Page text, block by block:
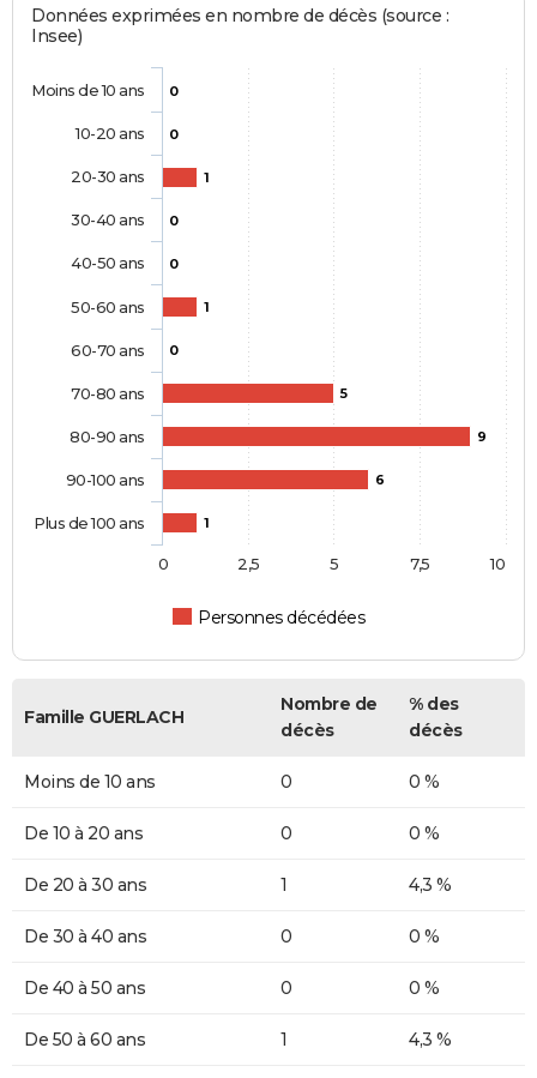
Données exprimées en nombre de décès (source :
Insee)
0
0
1
0
0
1
0
5
9
6
1
Personnes décédées
Moins de 10 ans
10-20 ans
20-30 ans
30-40 ans
40-50 ans
50-60 ans
60-70 ans
70-80 ans
80-90 ans
90-100 ans
Plus de 100 ans
0 10
2,5 5 7,5
Famille GUERLACH
Nombre de
décès
% des
décès
Moins de 10 ans 0 0 %
De 10 à 20 ans 0 0 %
De 20 à 30 ans 1 4,3 %
De 30 à 40 ans 0 0 %
De 40 à 50 ans 0 0 %
De 50 à 60 ans 1 4,3 %